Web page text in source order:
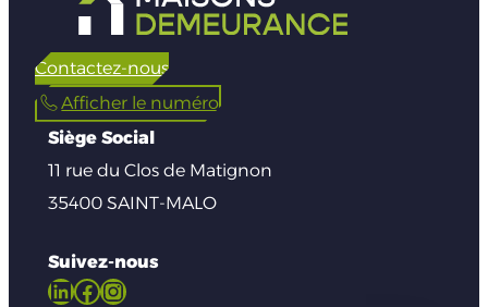
Contactez-nous
Afficher le numéro
Siège Social
11 rue du Clos de Matignon
35400 SAINT-MALO
Suivez-nous
LinkedIn Facebook Instagram